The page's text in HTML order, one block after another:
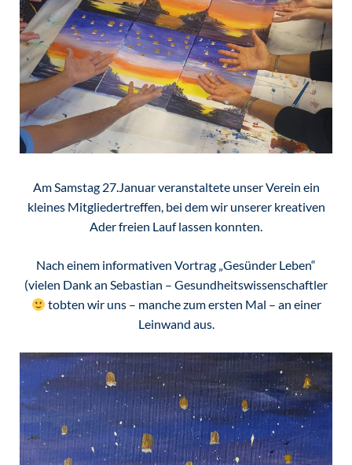
Am Samstag 27.Januar veranstaltete unser Verein ein
kleines Mitgliedertreffen, bei dem wir unserer kreativen
Ader freien Lauf lassen konnten.
Nach einem informativen Vortrag „Gesünder Leben“
(vielen Dank an Sebastian – Gesundheitswissenschaftler
tobten wir uns – manche zum ersten Mal – an einer
Leinwand aus.